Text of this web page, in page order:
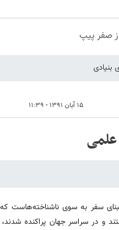
بنیادی
۱۵ آبان ۱۳۹۱ - ۱۱:۳۹
سفر به سوی ناشناخته‌هاست
و در سراسر جهان پراکنده شدند،